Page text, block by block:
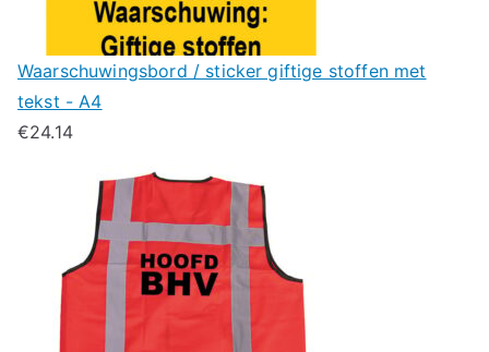
Waarschuwingsbord / sticker giftige stoffen met
tekst - A4
€24.14